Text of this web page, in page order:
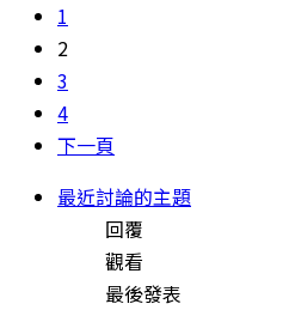
1
2
3
4
下一頁
最近討論的主題
回覆
觀看
最後發表